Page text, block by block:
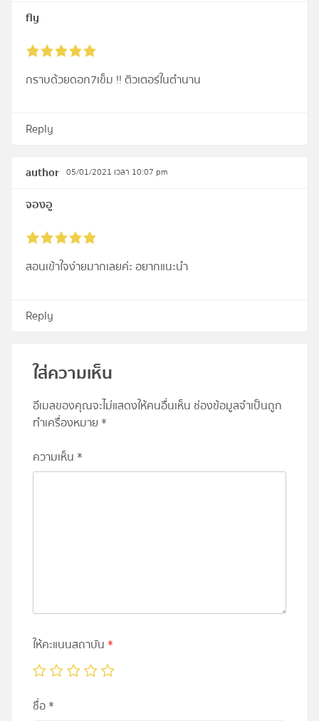
fly
กราบด้วยดอก7เข็ม !! ติวเตอร์ในตำนาน
Reply
author 05/01/2021 เวลา 10:07 pm
จองอู
สอนเข้าใจง่ายมากเลยค่ะ อยากแนะนำ
Reply
ใส่ความเห็น
อีเมลของคุณจะไม่แสดงให้คนอื่นเห็น ช่องข้อมูลจำเป็นถูก
ทำเครื่องหมาย *
ความเห็น *
ให้คะแนนสถาบัน *
ชื่อ*